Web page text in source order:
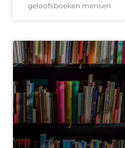
geloofsboeken mensen